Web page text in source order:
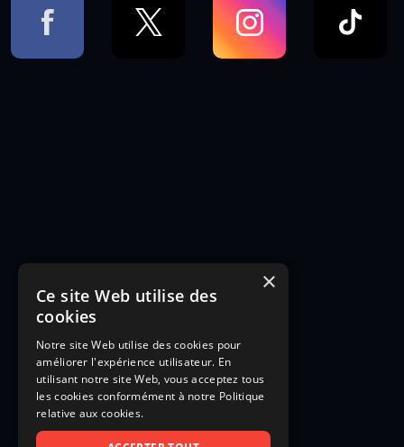
×
Ce site Web utilise des
cookies
Notre site Web utilise des cookies pour
améliorer l'expérience utilisateur. En
utilisant notre site Web, vous acceptez tous
les cookies conformément à notre Politique
relative aux cookies.